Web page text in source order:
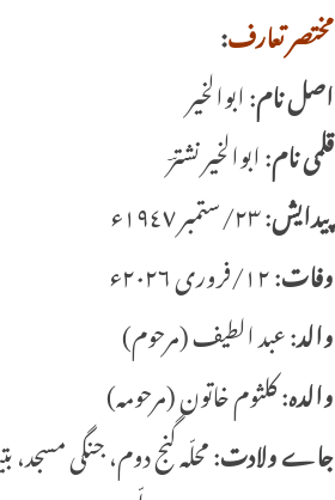
مختصر تعارف:
اصل نام: ابوالخیر
قلمی نام: ابوالخیر نشترؔ
پیدایش: ٢٣/ستمبر ١٩٤٧ء
وفات: ١٢/فروری ٢٠٢٦ء
والد: عبد الطیف (مرحوم)
والدہ: کلثوم خاتون (مرحومہ)
جاے ولادت: محلّہ گنج دوم، جنگی